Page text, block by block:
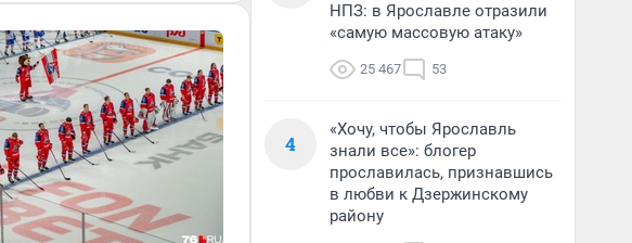
НПЗ: в Ярославле отразили
«самую массовую атаку»
25 467 53
4
«Хочу, чтобы Ярославль
знали все»: блогер
прославилась, признавшись
в любви к Дзержинскому
району